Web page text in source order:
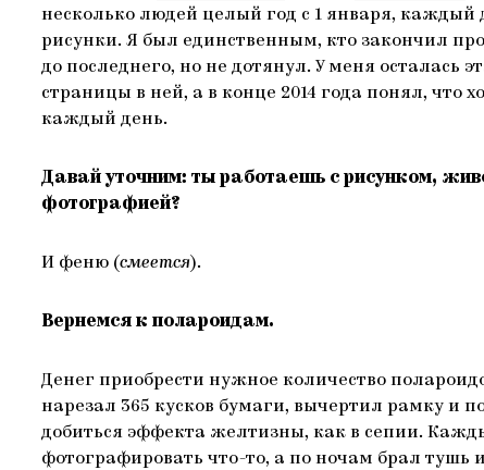
несколько людей целый год с 1 января, каждый
рисунки. Я был единственным, кто закончил
до последнего, но не дотянул. У меня осталась
страницы в ней, а в конце 2014 года понял, что
каждый день.
Давай уточним: ты работаешь с рисунком,
фотографией?
И феню (смеется).
Вернемся к полароидам.
Денег приобрести нужное количество
нарезал 365 кусков бумаги, вычертил рамку и
добиться эффекта желтизны, как в сепии.
фотографировать что-то, а по ночам брал тушь